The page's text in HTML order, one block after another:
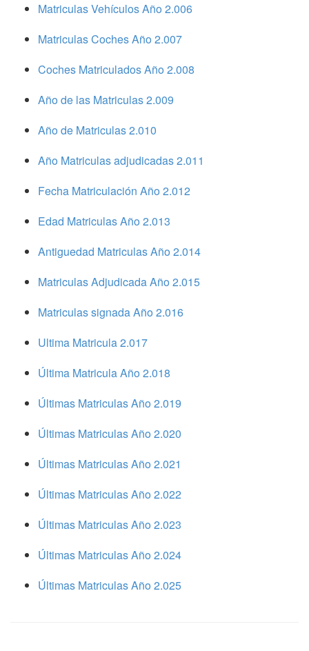
Matriculas Vehículos Año 2.006
Matriculas Coches Año 2.007
Coches Matriculados Año 2.008
Año de las Matriculas 2.009
Año de Matriculas 2.010
Año Matriculas adjudicadas 2.011
Fecha Matriculación Año 2.012
Edad Matriculas Año 2.013
Antiguedad Matriculas Año 2.014
Matriculas Adjudicada Año 2.015
Matriculas signada Año 2.016
Ultima Matricula 2.017
Última Matricula Año 2.018
Últimas Matriculas Año 2.019
Últimas Matriculas Año 2.020
Últimas Matriculas Año 2.021
Últimas Matriculas Año 2.022
Últimas Matriculas Año 2.023
Últimas Matriculas Año 2.024
Últimas Matriculas Año 2.025